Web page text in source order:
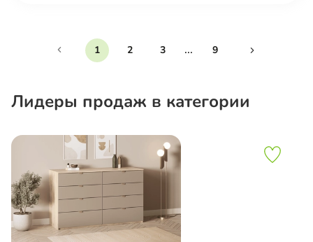
1 2 3 ... 9
Лидеры продаж в категории